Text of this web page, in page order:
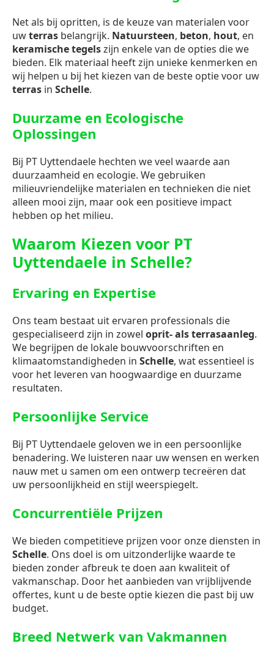
Net als bij opritten, is de keuze van materialen voor
uwterras belangrijk. Natuursteen, beton, hout, en
keramische tegelszijn enkele van de opties die we
bieden. Elk materiaal heeft zijn unieke kenmerken en
wij helpen u bij het kiezen van de beste optie voor uw
terras in Schelle.
Duurzame en Ecologische
Oplossingen
Bij PT Uyttendaele hechten we veel waarde aan
duurzaamheid en ecologie. We gebruiken
milieuvriendelijke materialen en technieken die niet
alleen mooi zijn, maar ook een positieve impact
hebben op het milieu.
Waarom Kiezen voor PT
Uyttendaele in Schelle?
Ervaring en Expertise
Ons team bestaat uit ervaren professionals die
gespecialiseerd zijn in zowel oprit- als terrasaanleg.
We begrijpen de lokale bouwvoorschriften en
klimaatomstandigheden in Schelle, wat essentieel is
voor het leveren van hoogwaardige en duurzame
resultaten.
Persoonlijke Service
Bij PT Uyttendaele geloven we in een persoonlijke
benadering. We luisteren naar uw wensen en werken
nauw met u samen om een ontwerp tecreëren dat
uw persoonlijkheid en stijl weerspiegelt.
Concurrentiële Prijzen
We bieden competitieve prijzen voor onze diensten in
Schelle. Ons doel is om uitzonderlijke waarde te
bieden zonder afbreuk te doen aan kwaliteit of
vakmanschap. Door het aanbieden van vrijblijvende
offertes, kunt u de beste optie kiezen die past bij uw
budget.
Breed Netwerk van Vakmannen